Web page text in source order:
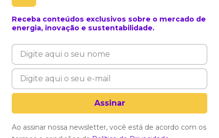
Receba conteúdos exclusivos sobre o mercado de
energia, inovação e sustentabilidade.
Ao assinar nossa newsletter, você está de acordo com os